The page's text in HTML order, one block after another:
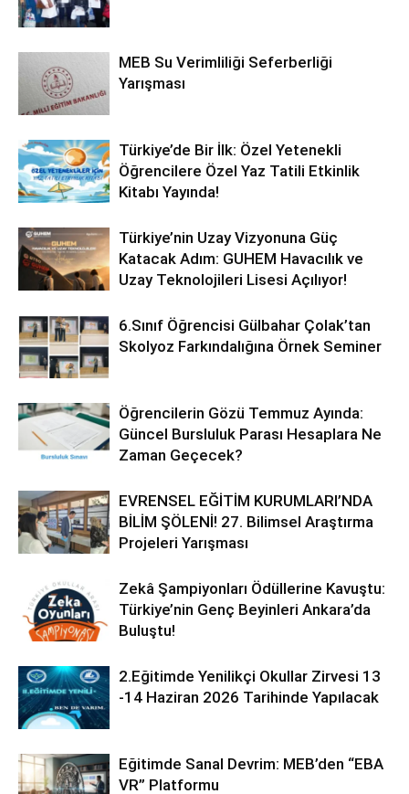
MEB Su Verimliliği Seferberliği
Yarışması
Türkiye’de Bir İlk: Özel Yetenekli
Öğrencilere Özel Yaz Tatili Etkinlik
Kitabı Yayında!
Türkiye’nin Uzay Vizyonuna Güç
Katacak Adım: GUHEM Havacılık ve
Uzay Teknolojileri Lisesi Açılıyor!
6.Sınıf Öğrencisi Gülbahar Çolak’tan
Skolyoz Farkındalığına Örnek Seminer
Öğrencilerin Gözü Temmuz Ayında:
Güncel Bursluluk Parası Hesaplara Ne
Zaman Geçecek?
EVRENSEL EĞİTİM KURUMLARI’NDA
BİLİM ŞÖLENİ! 27. Bilimsel Araştırma
Projeleri Yarışması
Zekâ Şampiyonları Ödüllerine Kavuştu:
Türkiye’nin Genç Beyinleri Ankara’da
Buluştu!
2.Eğitimde Yenilikçi Okullar Zirvesi 13
-14 Haziran 2026 Tarihinde Yapılacak
Eğitimde Sanal Devrim: MEB’den “EBA
VR” Platformu